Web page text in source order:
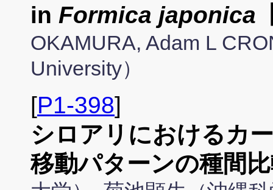
in Formica japonica
OKAMURA, Adam L
University）
[P1-398]
シロアリにおけるカ
移動パターンの種間